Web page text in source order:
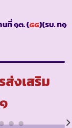
นที่ ๑๓. (๕๔)(รบ. ท๑
ส่งเสริม